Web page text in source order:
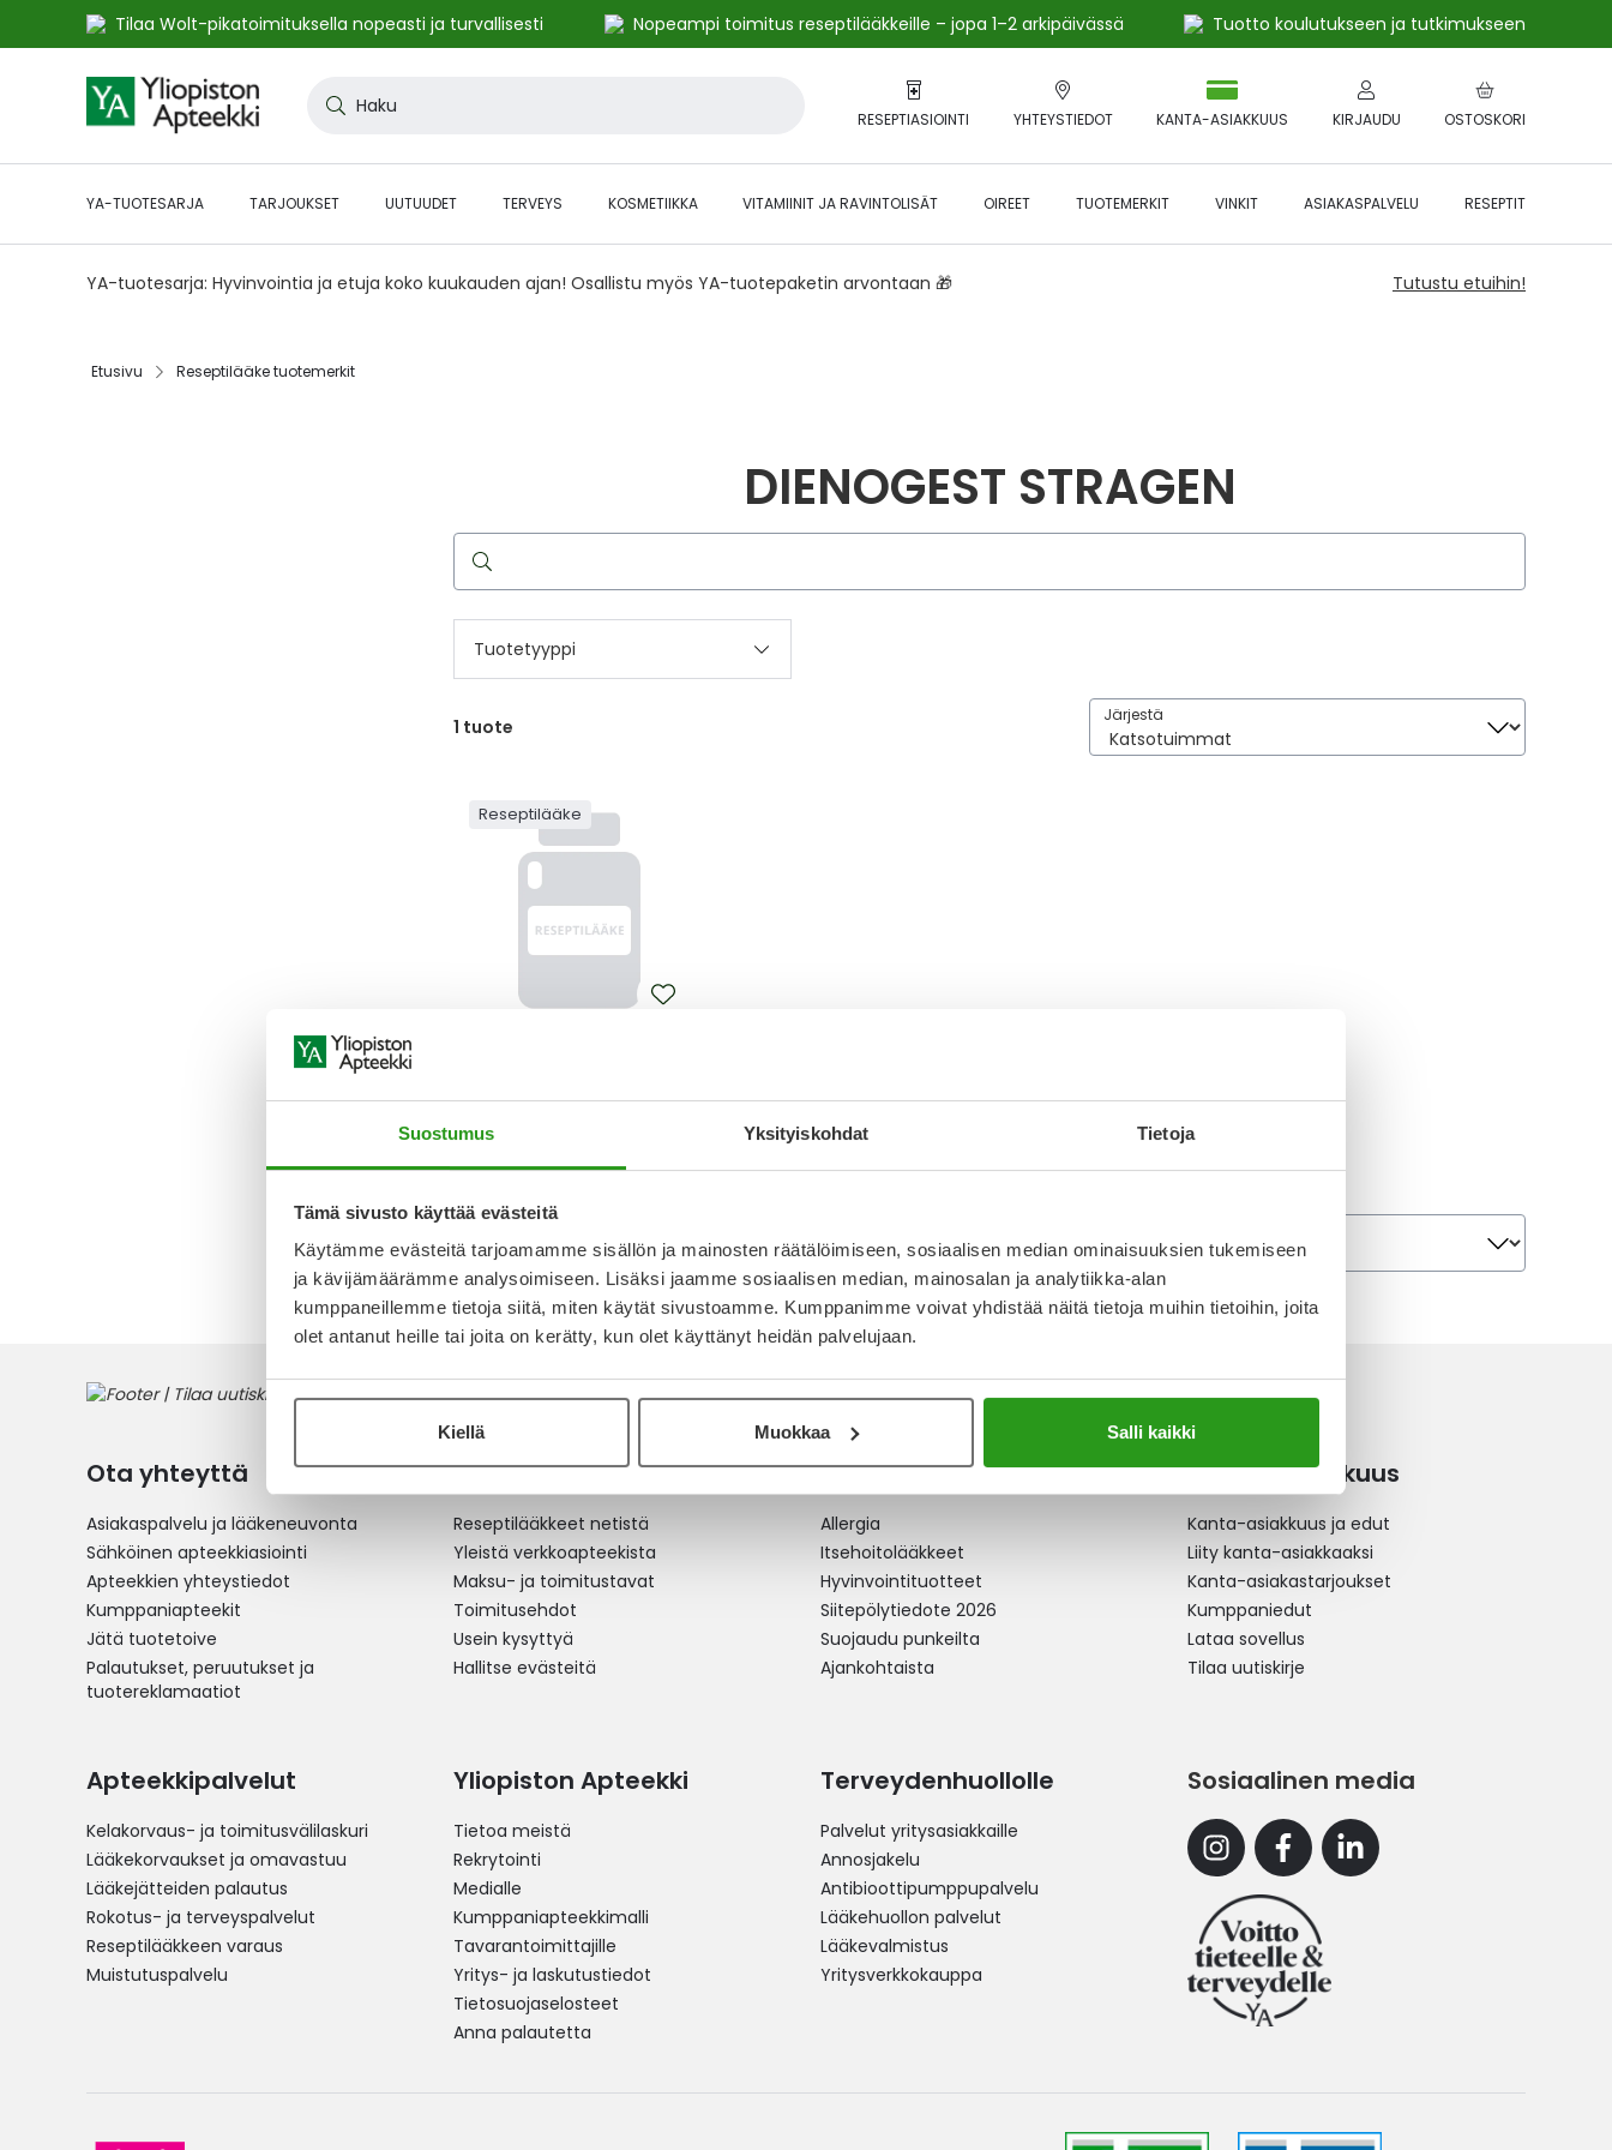
Suostumus Yksityiskohdat Tietoja
Tämä sivusto käyttää evästeitä
Käytämme evästeitä tarjoamamme sisällön ja mainosten räätälöimiseen, sosiaalisen median ominaisuuksien tukemiseen
ja kävijämäärämme analysoimiseen. Lisäksi jaamme sosiaalisen median, mainosalan ja analytiikka-alan
kumppaneillemme tietoja siitä, miten käytät sivustoamme. Kumppanimme voivat yhdistää näitä tietoja muihin tietoihin, joita
olet antanut heille tai joita on kerätty, kun olet käyttänyt heidän palvelujaan.
Kiellä Muokkaa Salli kaikki
Tilaa Wolt-pikatoimituksella nopeasti ja turvallisesti Nopeampi toimitus reseptilääkkeille – jopa 1–2 arkipäivässä
Tuotto koulutukseen ja tutkimukseen
to
Content
RESEPTIASIOINTI YHTEYSTIEDOT OSTOSKORI
KANTA-ASIAKKUUS KIRJAUDU
YA-TUOTESARJA TARJOUKSET UUTUUDET TERVEYS KOSMETIIKKA VITAMIINIT JA RAVINTOLISÄT OIREET TUOTEMERKIT VINKIT ASIAKASPALVELU RESEPTIT
YA-tuotesarja: Hyvinvointia ja etuja koko kuukauden ajan! Osallistu myös YA-tuotepaketin arvontaan 🎁 Tutustu etuihin!
Etusivu Reseptilääke tuotemerkit
DIENOGEST STRAGEN
Hae
reseptilääkettä
Tuotetyyppi
1 tuote
Järjestä
Järjestä
Reseptilääke
Alk.
1tuote
Ota yhteyttä
Asiakaspalvelu ja lääkeneuvonta
Sähköinen apteekkiasiointi
Apteekkien yhteystiedot
Kumppaniapteekit
Jätä tuotetoive
Palautukset, peruutukset ja
tuotereklamaatiot
Verkkoapteekki
Reseptilääkkeet netistä
Yleistä verkkoapteekista
Maksu- ja toimitustavat
Toimitusehdot
Usein kysyttyä
Hallitse evästeitä
Ajankohtaista
Allergia
Itsehoitolääkkeet
Hyvinvointituotteet
Siitepölytiedote 2026
Suojaudu punkeilta
Ajankohtaista
Kanta-asiakkuus
Kanta-asiakkuus ja edut
Liity kanta-asiakkaaksi
Kanta-asiakastarjoukset
Kumppaniedut
Lataa sovellus
Tilaa uutiskirje
Apteekkipalvelut
Kelakorvaus- ja toimitusvälilaskuri
Lääkekorvaukset ja omavastuu
Lääkejätteiden palautus
Rokotus- ja terveyspalvelut
Reseptilääkkeen varaus
Muistutuspalvelu
Yliopiston Apteekki
Tietoa meistä
Rekrytointi
Medialle
Kumppaniapteekkimalli
Tavarantoimittajille
Yritys- ja laskutustiedot
Tietosuojaselosteet
Anna palautetta
Terveydenhuollolle
Palvelut yritysasiakkaille
Annosjakelu
Antibioottipumppupalvelu
Lääkehuollon palvelut
Lääkevalmistus
Yritysverkkokauppa
Sosiaalinen media
InstagramFacebookLinkedin